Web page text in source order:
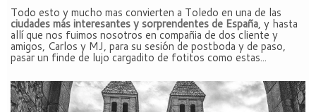
Todo esto y mucho mas convierten a Toledo en una de las
ciudades más interesantes y sorprendentes de España, y hasta
allí que nos fuimos nosotros en compañia de dos cliente y
amigos, Carlos y MJ, para su sesión de postboda y de paso,
pasar un finde de lujo cargadito de fotitos como estas...